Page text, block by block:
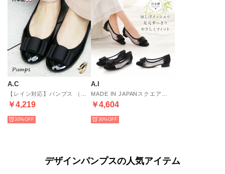
A.C
￥4,219
30%
A.I
￥4,604
30%
デザインパンプスの人気アイテム